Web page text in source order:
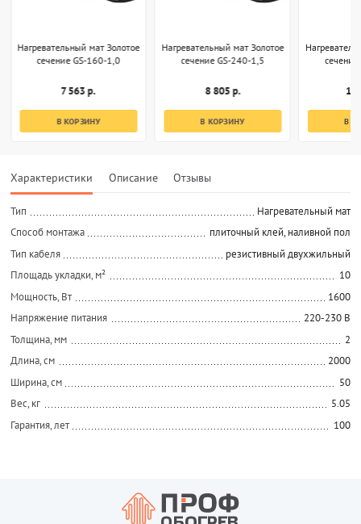
Нагревательный мат Золотое
сечение GS-160-1,0
7 563 р.
В КОРЗИНУ
Нагревательный мат Золотое
сечение GS-240-1,5
8 805 р.
В КОРЗИНУ
10
В
Характеристики Описание Отзывы
Тип
Нагревательный мат
Способ монтажа
плиточный клей, наливной пол
Тип кабеля
резистивный двухжильный
Площадь укладки, м²
10
Мощность, Вт
1600
Напряжение питания
220-230 В
Толщина, мм
2
Длина, см
2000
Ширина, см
50
Вес, кг
5.05
Гарантия, лет
100